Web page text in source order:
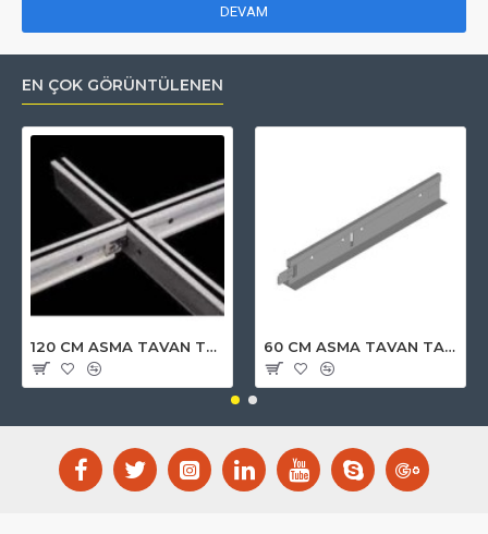
DEVAM
EN ÇOK GÖRÜNTÜLENEN
120 CM ASMA TAVAN TALİ TAŞIYICI PROFİLİ KANALLI T 24 60 CM ASMA TAVAN TALİ TAŞIYICI PROFİLİ BEYAZ T24